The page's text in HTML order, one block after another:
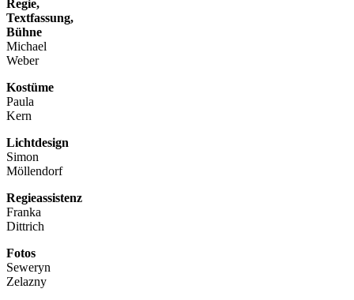
Regie,
Textfassung,
Bühne
Michael
Weber
Kostüme
Paula
Kern
Lichtdesign
Simon
Möllendorf
Regieassistenz
Franka
Dittrich
Fotos
Seweryn
Zelazny